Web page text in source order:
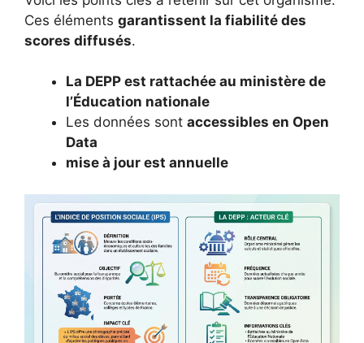
Ces éléments garantissent la fiabilité des
scores diffusés.
La DEPP est rattachée au ministère de
l’Éducation nationale
Les données sont accessibles en Open
Data
mise à jour est annuelle